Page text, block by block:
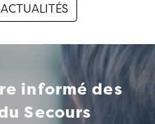
informé des
Secours